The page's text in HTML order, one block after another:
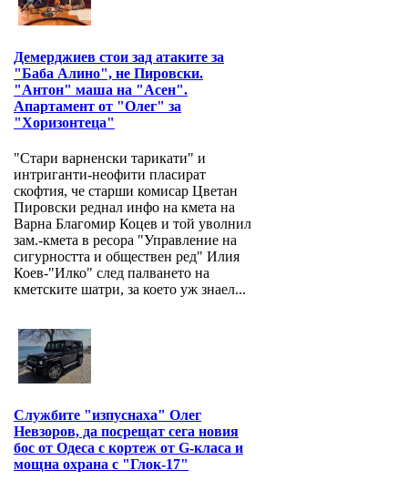
Демерджиев стои зад атаките за
"Баба Алино", не Пировски.
"Антон" маша на "Асен".
Апартамент от "Олег" за
"Хоризонтеца"
"Стари варненски тарикати" и
интриганти-неофити пласират
скофтия, че старши комисар Цветан
Пировски реднал инфо на кмета на
Варна Благомир Коцев и той уволнил
зам.-кмета в ресора "Управление на
сигурността и обществен ред" Илия
Коев-"Илко" след палването на
кметските шатри, за което уж знаел...
Службите "изпуснаха" Олег
Невзоров, да посрещат сега новия
бос от Одеса с кортеж от G-класа и
мощна охрана с "Глок-17"